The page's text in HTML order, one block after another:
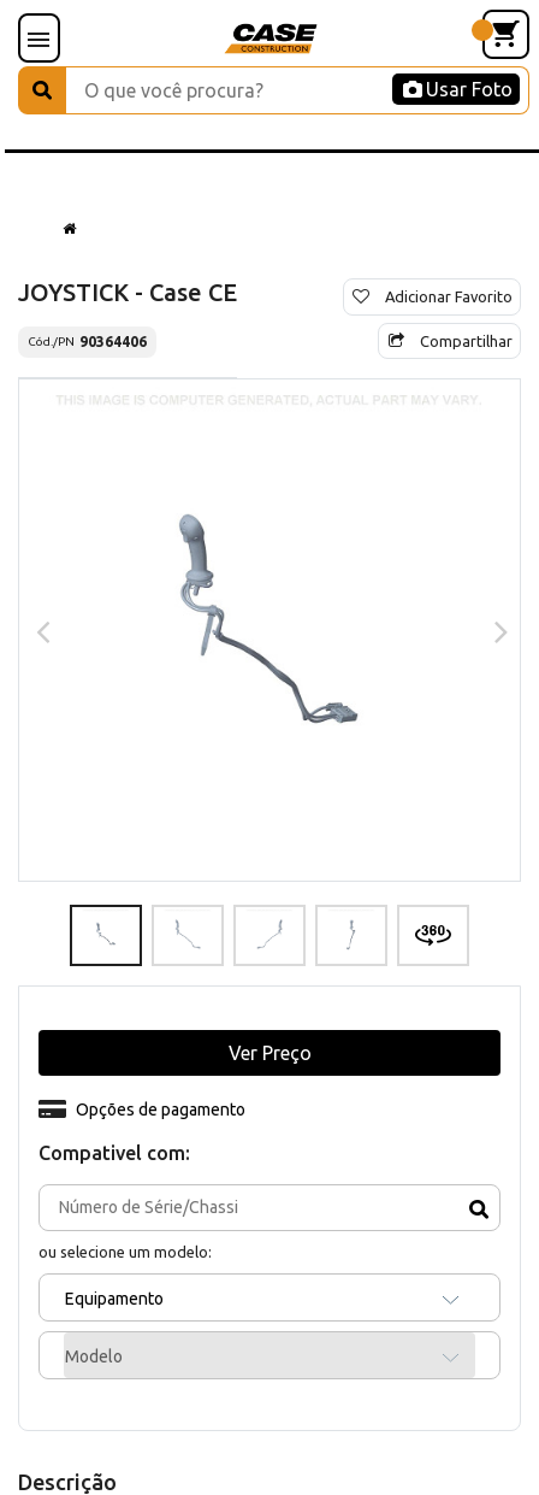
Usar Foto
JOYSTICK - Case CE
Cód./PN 90364406
Adicionar Favorito
Compartilhar
Compativel com:
ou selecione um modelo:
Equipamento
Modelo
Opções de pagamento
Ver Preço
Descrição